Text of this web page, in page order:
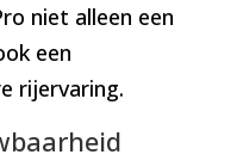
niet alleen een
een
rijervaring.